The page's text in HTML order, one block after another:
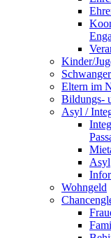
Kinder/
Eltern im
Bildungs-
Asyl /
Asyl
Wohngeld